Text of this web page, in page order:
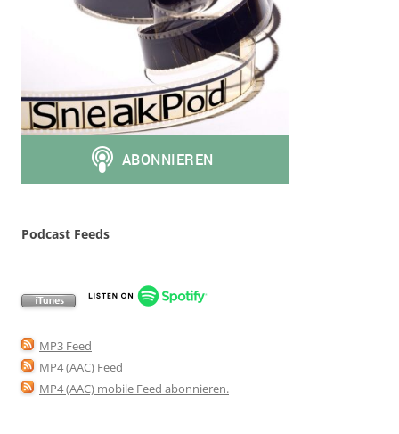
Podcast Feeds
MP3 Feed
MP4 (AAC) Feed
MP4 (AAC) mobile Feed abonnieren.